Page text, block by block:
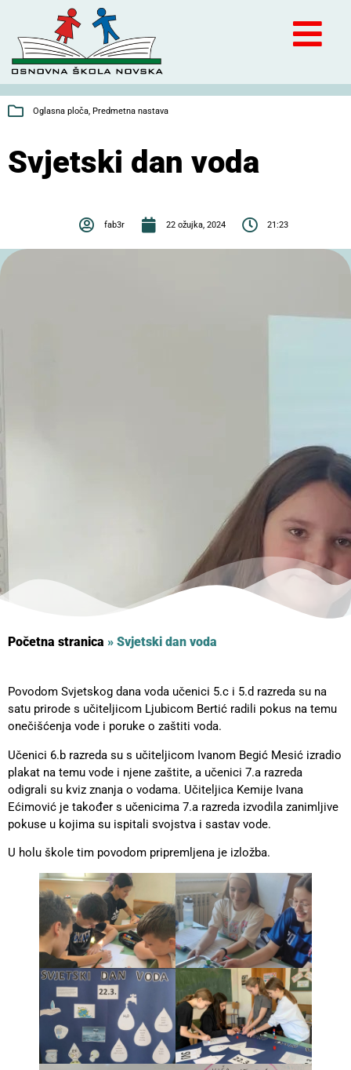
Oglasna ploča, Predmetna nastava
Svjetski dan voda
fab3r 22 ožujka, 2024 21:23
Početna stranica » Svjetski dan voda
Povodom Svjetskog dana voda učenici 5.c i 5.d razreda su na
satu prirode s učiteljicom Ljubicom Bertić radili pokus na temu
onečišćenja vode i poruke o zaštiti voda.
Učenici 6.b razreda su s učiteljicom Ivanom Begić Mesić izradio
plakat na temu vode i njene zaštite, a učenici 7.a razreda
odigrali su kviz znanja o vodama. Učiteljica Kemije Ivana
Ećimović je također s učenicima 7.a razreda izvodila zanimljive
pokuse u kojima su ispitali svojstva i sastav vode.
U holu škole tim povodom pripremljena je izložba.